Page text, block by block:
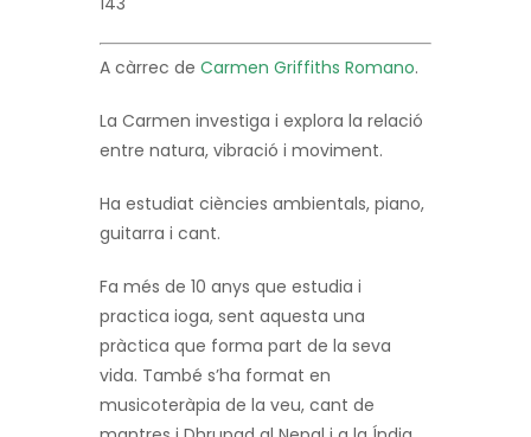
A càrrec de Carmen Griffiths Romano.
La Carmen investiga i explora la relació
entre natura, vibració i moviment.
Ha estudiat ciències ambientals, piano,
guitarra i cant.
Fa més de 10 anys que estudia i
practica ioga, sent aquesta una
pràctica que forma part de la seva
vida. També s’ha format en
musicoteràpia de la veu, cant de